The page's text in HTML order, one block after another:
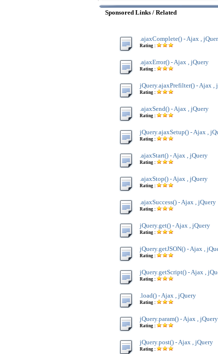
Sponsored Links / Related
.ajaxComplete() - Ajax ,
Rating :
.ajaxError() - Ajax , jQuery
Rating :
jQuery.ajaxPrefilter() - Ajax ,
Rating :
.ajaxSend() - Ajax , jQuery
Rating :
jQuery.ajaxSetup() - Ajax ,
Rating :
.ajaxStart() - Ajax , jQuery
Rating :
.ajaxStop() - Ajax , jQuery
Rating :
.ajaxSuccess() - Ajax , jQuery
Rating :
jQuery.get() - Ajax , jQuery
Rating :
jQuery.getJSON() - Ajax ,
Rating :
jQuery.getScript() - Ajax ,
Rating :
.load() - Ajax , jQuery
Rating :
jQuery.param() - Ajax , jQuery
Rating :
jQuery.post() - Ajax , jQuery
Rating :